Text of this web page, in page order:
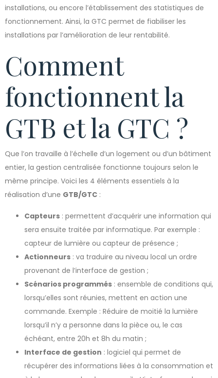
installations, ou encore l’établissement des statistiques de
fonctionnement. Ainsi, la GTC permet de fiabiliser les
installations par l’amélioration de leur rentabilité.
Comment
fonctionnent la
GTB et la GTC ?
Que l’on travaille à l’échelle d’un logement ou d’un bâtiment
entier, la gestion centralisée fonctionne toujours selon le
même principe. Voici les 4 éléments essentiels à la
réalisation d’une GTB/GTC :
Capteurs : permettent d’acquérir une information qui
sera ensuite traitée par informatique. Par exemple :
capteur de lumière ou capteur de présence ;
Actionneurs : va traduire au niveau local un ordre
provenant de l’interface de gestion ;
Scénarios programmés : ensemble de conditions qui,
lorsqu’elles sont réunies, mettent en action une
commande. Exemple : Réduire de moitié la lumière
lorsqu’il n’y a personne dans la pièce ou, le cas
échéant, entre 20h et 8h du matin ;
Interface de gestion : logiciel qui permet de
récupérer des informations liées à la consommation et